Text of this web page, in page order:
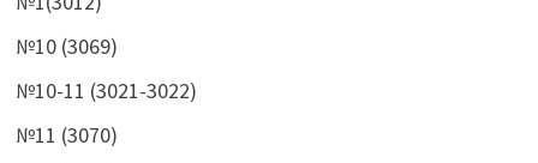
№10 (3069)
№10-11 (3021-3022)
№11 (3070)